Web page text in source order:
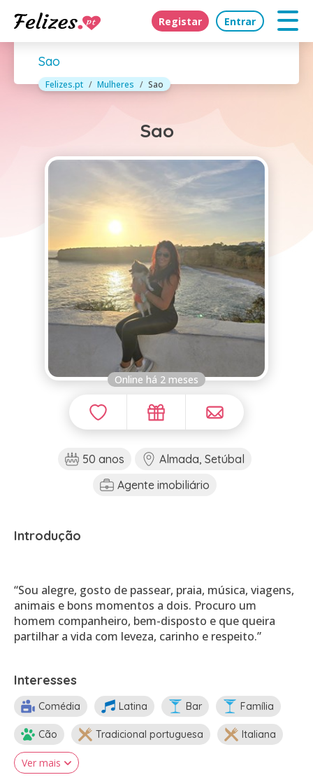
Registar Entrar
Sao
Felizes.pt Mulheres Sao
Sao
Online há 2 meses
50 anos
Almada, Setúbal
Agente imobiliário
Introdução
“Sou alegre, gosto de passear, praia, música, viagens,
animais e bons momentos a dois. Procuro um
homem companheiro, bem-disposto e que queira
partilhar a vida com leveza, carinho e respeito.”
Interesses
Comédia Latina Bar Família
Cão Tradicional portuguesa Italiana
Ver mais